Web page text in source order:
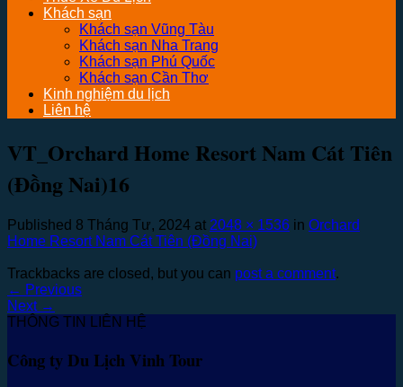
Khách sạn
Khách sạn Vũng Tàu
Khách sạn Nha Trang
Khách sạn Phú Quốc
Khách sạn Cần Thơ
Kinh nghiệm du lịch
Liên hệ
VT_Orchard Home Resort Nam Cát Tiên
(Đồng Nai)16
Published 8 Tháng Tư, 2024 at 2048 × 1536 in Orchard
Home Resort Nam Cát Tiên (Đồng Nai)
Trackbacks are closed, but you can post a comment.
← Previous
Next →
THÔNG TIN LIÊN HỆ
Công ty Du Lịch Vinh Tour